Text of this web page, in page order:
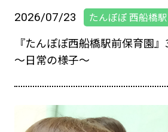
2026/07/23 たんぽぽ 西船橋
『たんぽぽ西船橋駅前保育園
～日常の様子～